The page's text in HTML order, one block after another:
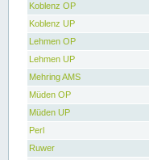
Koblenz OP
Koblenz UP
Lehmen OP
Lehmen UP
Mehring AMS
Müden OP
Müden UP
Perl
Ruwer